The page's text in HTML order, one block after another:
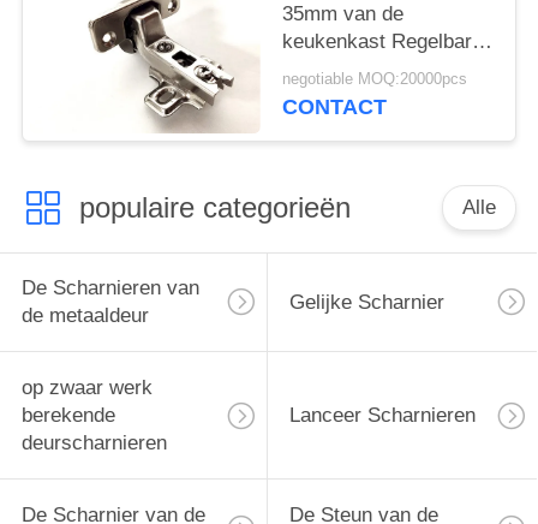
35mm van de
keukenkast Regelbare
Houten Deur
negotiable MOQ:20000pcs
CONTACT
populaire categorieën Alle
De Scharnieren van
de metaaldeur
Gelijke Scharnier
op zwaar werk
berekende
deurscharnieren
Lanceer Scharnieren
De Scharnier van de De Steun van de